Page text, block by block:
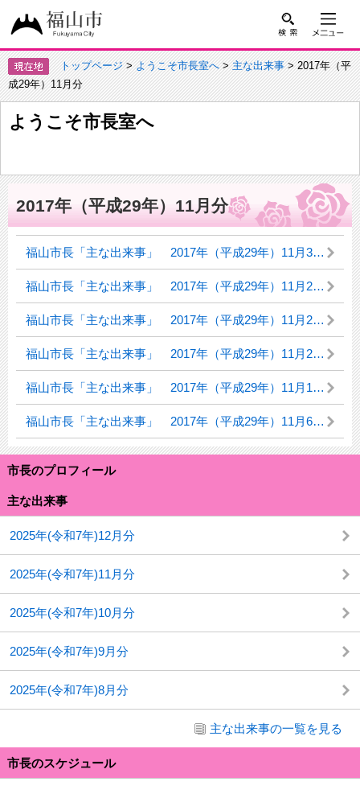
トップページ>ようこそ市長室へ>主な出来事> 2017年（平
成29年）11月分
ようこそ市長室へ
市長のプロフィール
主な出来事
2025年(令和7年)12月分
2025年(令和7年)11月分
2025年(令和7年)10月分
2025年(令和7年)9月分
2025年(令和7年)8月分
主な出来事の一覧を見る
市長のスケジュール
2017年（平成29年）11月分
福山市長「主な出来事」 2017年（平成29年）11月30日（木曜日）
福山市長「主な出来事」 2017年（平成29年）11月29日（水曜日）
福山市長「主な出来事」 2017年（平成29年）11月27日（月曜日）
福山市長「主な出来事」 2017年（平成29年）11月21日（火曜日）
福山市長「主な出来事」 2017年（平成29年）11月14日（火曜日）
福山市長「主な出来事」 2017年（平成29年）11月6日（月曜日）